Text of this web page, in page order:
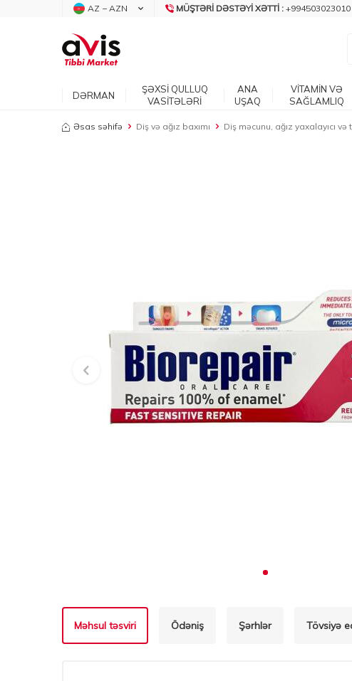
AZ − AZN MÜŞTƏRI DƏSTƏYI XƏTTI : +994503023010
DƏRMAN
ŞƏXSİ QULLUQ
VASİTƏLƏRİ
ANA
UŞAQ
VİTAMİN VƏ
SAĞLAMLIQ
Əsas səhifə Diş və ağız baxımı Diş məcunu, ağız yaxalayıcı
Məhsul təsviri Ödəniş Şərhlər Tövsiyə